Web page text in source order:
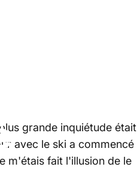
grande inquiétude était
avec le ski a commencé
m'étais fait l'illusion de le